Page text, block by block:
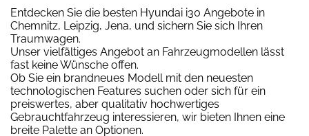
Entdecken Sie die besten Hyundai i30 Angebote in
Chemnitz, Leipzig, Jena, und sichern Sie sich Ihren
Traumwagen.
Unser vielfältiges Angebot an Fahrzeugmodellen lässt
fast keine Wünsche offen.
Ob Sie ein brandneues Modell mit den neuesten
technologischen Features suchen oder sich für ein
preiswertes, aber qualitativ hochwertiges
Gebrauchtfahrzeug interessieren, wir bieten Ihnen eine
breite Palette an Optionen.